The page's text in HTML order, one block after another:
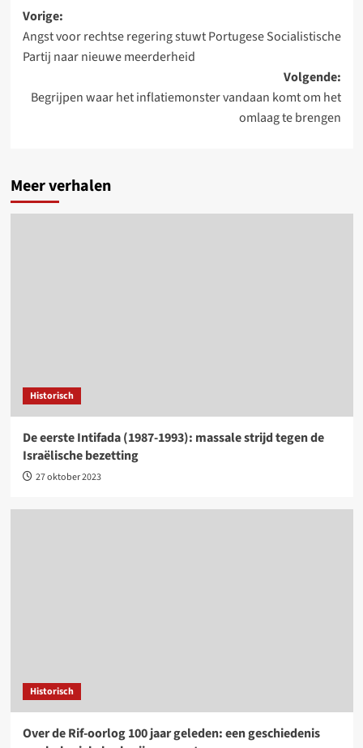
Bericht
navigatie
Vorige:
Angst voor rechtse regering stuwt Portugese Socialistische
Partij naar nieuwe meerderheid
Volgende:
Begrijpen waar het inflatiemonster vandaan komt om het
omlaag te brengen
Meer verhalen
Historisch
De eerste Intifada (1987-1993): massale strijd tegen de
Israëlische bezetting
27 oktober 2023
Historisch
Over de Rif-oorlog 100 jaar geleden: een geschiedenis